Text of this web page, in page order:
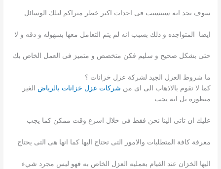
سوف نجد انه سيتسبب فى احداث اكبر خطر متراكم لتلك الوسائل
ايضا المتواجده و ذلك بسبب انه لم يتم التعامل معها بسهوله و دقه و لا
حتى بشكل صحيح و سليم فكن متخصص و متميز فى العمل الخاص بك
ما شروط العزل الجيد لشركة عزل خزانات ؟
كما لا تقوم بالاذهاب الى اى من شركات عزل خزانات بالرياض الغير
متطوره بل انه يجب
عليك ان تاتى الينا نحن فقط فى خلال اسرع وقت ممكن كما يجب
معرفة كافة المتطلبات والامور التى تحتاج اليها كما انها هى التى يحتاج
اليها الخزان عند القيام بعمليه العزل الخاص به فهو ليس مجرد شيء